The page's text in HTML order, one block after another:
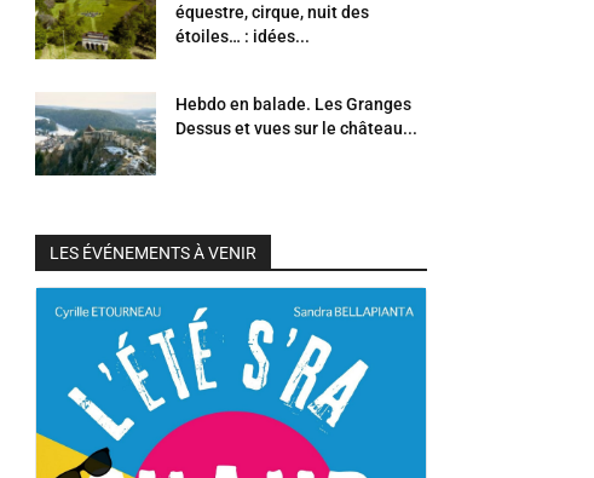
équestre, cirque, nuit des
étoiles… : idées...
Hebdo en balade. Les Granges
Dessus et vues sur le château...
LES ÉVÉNEMENTS À VENIR